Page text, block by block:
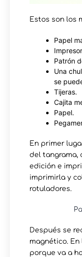
Estos son los
Papel
Patrón
Una
se
Tijeras.
Cajita
Papel.
En primer
del tangrama,
edición e
imprimirla y
rotuladores.
Después se
magnético.
porque va a